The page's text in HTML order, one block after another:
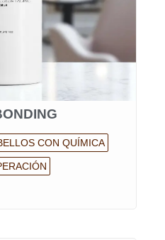
CON QUÍMICA